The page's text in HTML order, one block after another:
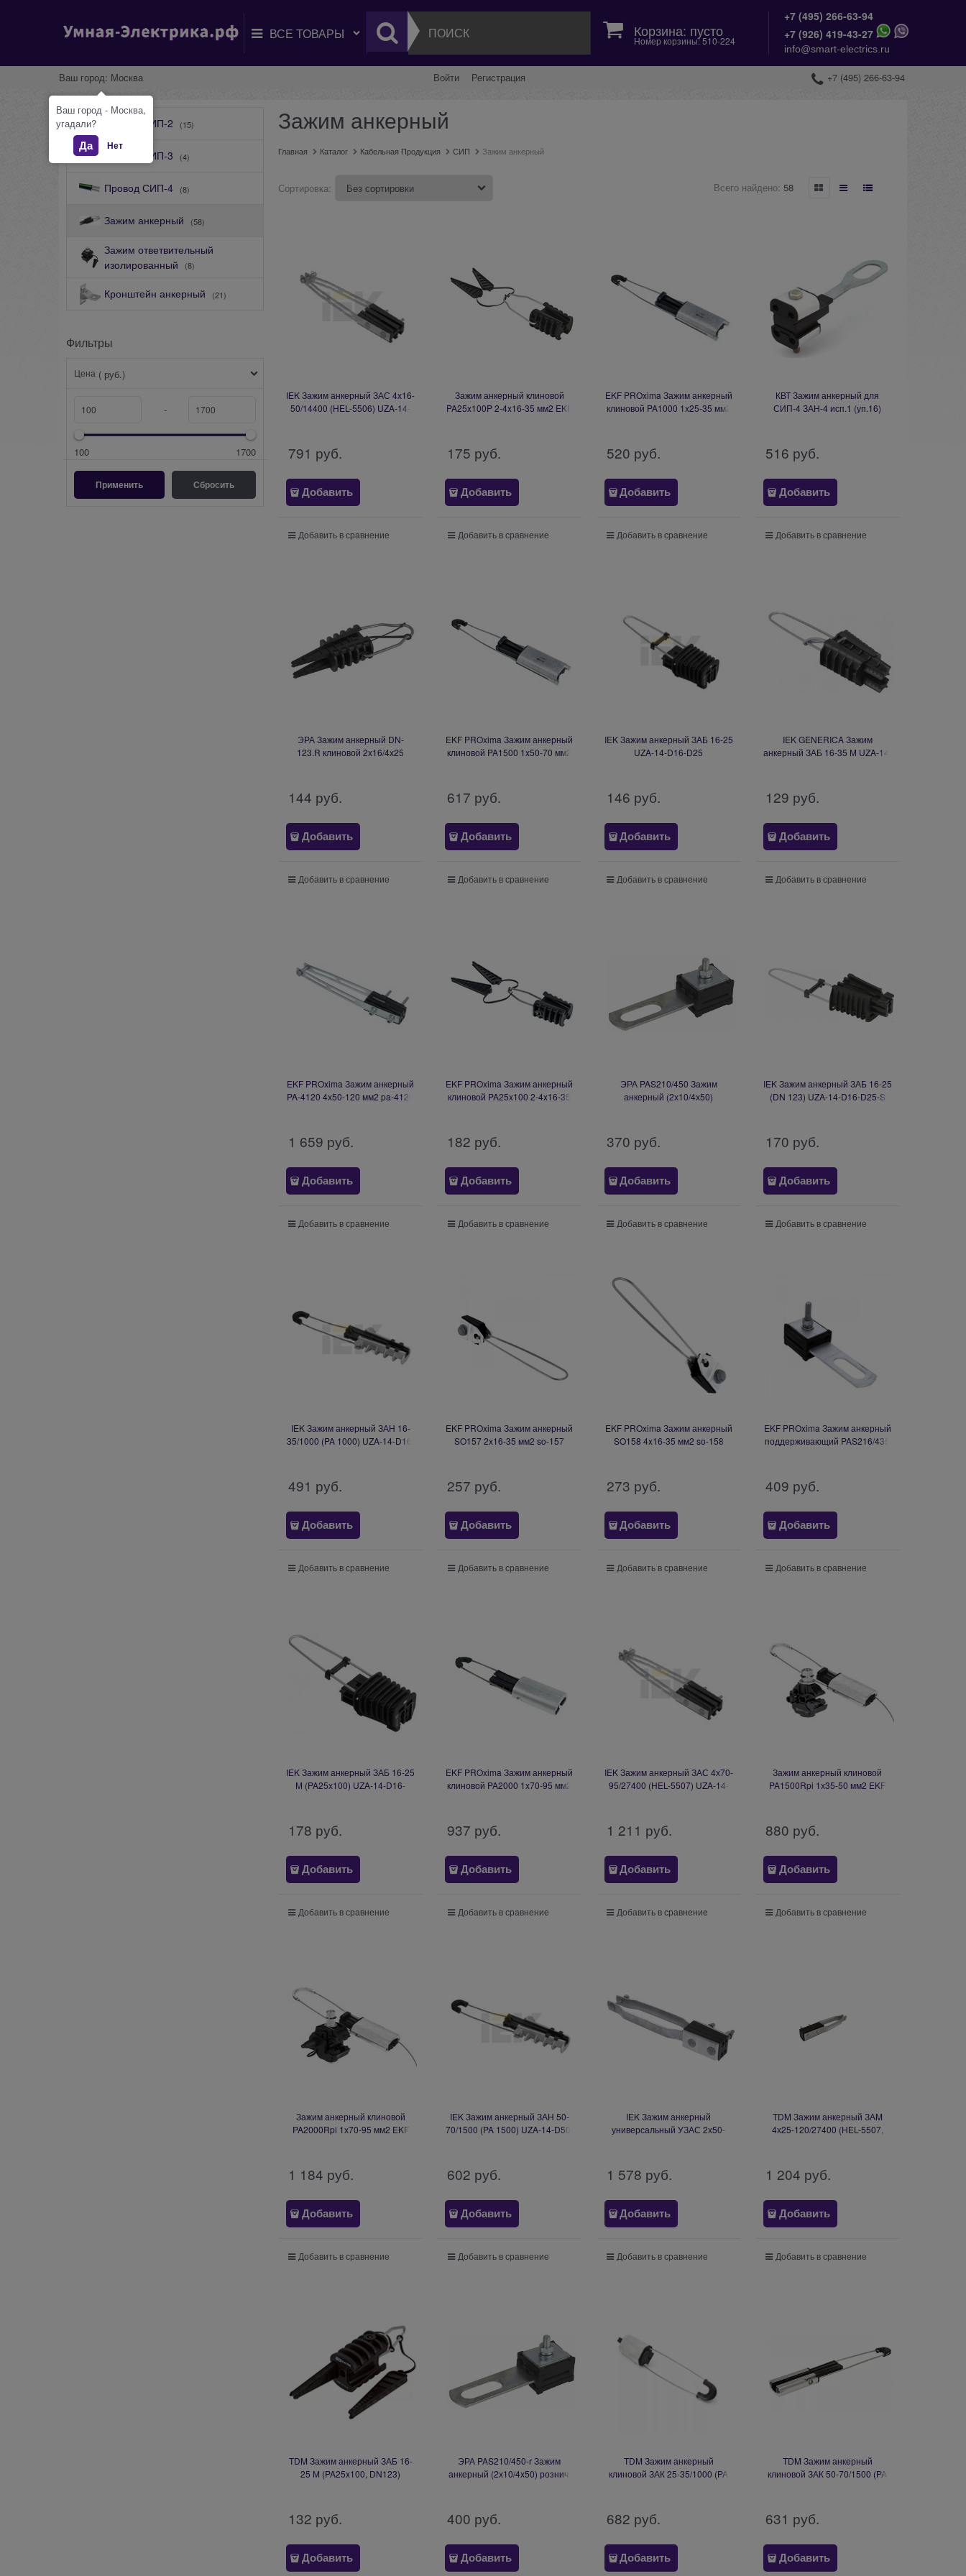
Корзина: пусто
Номер корзины: 510-224
+7 (495) 266-63-94
+7 (926) 419-43-27
info@smart-electrics.ru
Ваш город: Москва Войти Регистрация +7 (495) 266-63-94
Провод СИП-2 (15)
Провод СИП-3 (4)
Провод СИП-4 (8)
Зажим анкерный (58)
Зажим ответвительный
изолированный
(8)
Кронштейн анкерный (21)
Фильтры
Цена ( руб.)
-
100 1700
Зажим анкерный
Главная Каталог Кабельная Продукция СИП Зажим анкерный
Сортировка: Всего найдено: 58
IEK Зажим анкерный ЗАС 4х16-
50/14400 (HEL-5506) UZA-14-
791 руб.
Добавить
Добавить в сравнение
Зажим анкерный клиновой
PA25x100P 2-4x16-35 мм2 EKF
175 руб.
Добавить
Добавить в сравнение
EKF PROxima Зажим анкерный
клиновой PA1000 1x25-35 мм2
520 руб.
Добавить
Добавить в сравнение
КВТ Зажим анкерный для
СИП-4 ЗАН-4 исп.1 (уп.16)
516 руб.
Добавить
Добавить в сравнение
ЭРА Зажим анкерный DN-
123.R клиновой 2х16/4х25
144 руб.
Добавить
Добавить в сравнение
EKF PROxima Зажим анкерный
клиновой PA1500 1x50-70 мм2
617 руб.
Добавить
Добавить в сравнение
IEK Зажим анкерный ЗАБ 16-25
UZA-14-D16-D25
146 руб.
Добавить
Добавить в сравнение
IEK GENERICA Зажим
анкерный ЗАБ 16-35 М UZA-14-
129 руб.
Добавить
Добавить в сравнение
EKF PROxima Зажим анкерный
PA-4120 4х50-120 мм2 pa-4120
1 659 руб.
Добавить
Добавить в сравнение
EKF PROxima Зажим анкерный
клиновой PA25x100 2-4x16-35
182 руб.
Добавить
Добавить в сравнение
ЭРА PAS210/450 Зажим
анкерный (2х10/4х50)
370 руб.
Добавить
Добавить в сравнение
IEK Зажим анкерный ЗАБ 16-25
(DN 123) UZA-14-D16-D25-S
170 руб.
Добавить
Добавить в сравнение
IEK Зажим анкерный ЗАН 16-
35/1000 (PA 1000) UZA-14-D16-
491 руб.
Добавить
Добавить в сравнение
EKF PROxima Зажим анкерный
SO157 2x16-35 мм2 so-157
257 руб.
Добавить
Добавить в сравнение
EKF PROxima Зажим анкерный
SO158 4x16-35 мм2 so-158
273 руб.
Добавить
Добавить в сравнение
EKF PROxima Зажим анкерный
поддерживающий PAS216/435
409 руб.
Добавить
Добавить в сравнение
IEK Зажим анкерный ЗАБ 16-25
М (PA25x100) UZA-14-D16-
178 руб.
Добавить
Добавить в сравнение
EKF PROxima Зажим анкерный
клиновой PA2000 1x70-95 мм2
937 руб.
Добавить
Добавить в сравнение
IEK Зажим анкерный ЗАС 4х70-
95/27400 (HEL-5507) UZA-14-
1 211 руб.
Добавить
Добавить в сравнение
Зажим анкерный клиновой
PA1500Rpi 1х35-50 мм2 EKF
880 руб.
Добавить
Добавить в сравнение
Зажим анкерный клиновой
PA2000Rpi 1х70-95 мм2 EKF
1 184 руб.
Добавить
Добавить в сравнение
IEK Зажим анкерный ЗАН 50-
70/1500 (PA 1500) UZA-14-D50-
602 руб.
Добавить
Добавить в сравнение
IEK Зажим анкерный
универсальный УЗАС 2х50-
1 578 руб.
Добавить
Добавить в сравнение
TDM Зажим анкерный ЗАM
4х25-120/27400 (HEL-5507,
1 204 руб.
Добавить
Добавить в сравнение
TDM Зажим анкерный ЗАБ 16-
25 М (PA25x100, DN123)
132 руб.
Добавить
ЭРА PAS210/450-r Зажим
анкерный (2х10/4х50) рознич.
400 руб.
Добавить
TDM Зажим анкерный
клиновой ЗАК 25-35/1000 (PA
682 руб.
Добавить
TDM Зажим анкерный
клиновой ЗАК 50-70/1500 (PA
631 руб.
Добавить
Ваш город - Москва,
угадали?
Да Нет